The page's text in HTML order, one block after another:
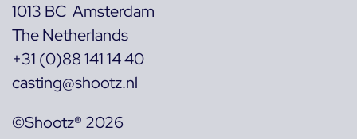
1013 BC Amsterdam
The Netherlands
+31 (0)88 141 14 40
casting@shootz.nl
©Shootz® 2026